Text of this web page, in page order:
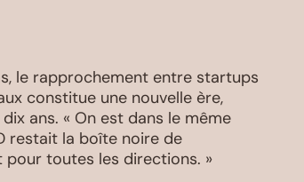
le rapprochement entre startups
constitue une nouvelle ère,
ans. « On est dans le même
restait la boîte noire de
pour toutes les directions. »